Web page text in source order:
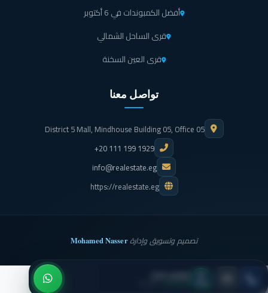
أفضل الكمبوندات في 6 أكتوبر
قرى الساحل الشمالي
قرى العين السخنة
تواصل معنا
District 5 Mall, Mindhouse Building 05, Office 05
+20 111 199 1929
info@realestate.eg
https://realestate.eg
تصميم وتسويق وإدارةMohamed Nasser